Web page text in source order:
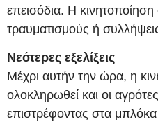
επεισόδια. Η
τραυματισμούς ή
Νεότερες εξελίξεις
Μέχρι αυτήν την ώρα, η
ολοκληρωθεί και οι
επιστρέφοντας στα